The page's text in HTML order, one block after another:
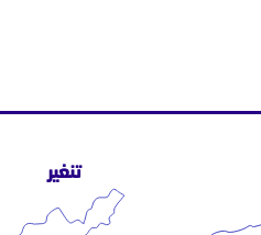
تنغير